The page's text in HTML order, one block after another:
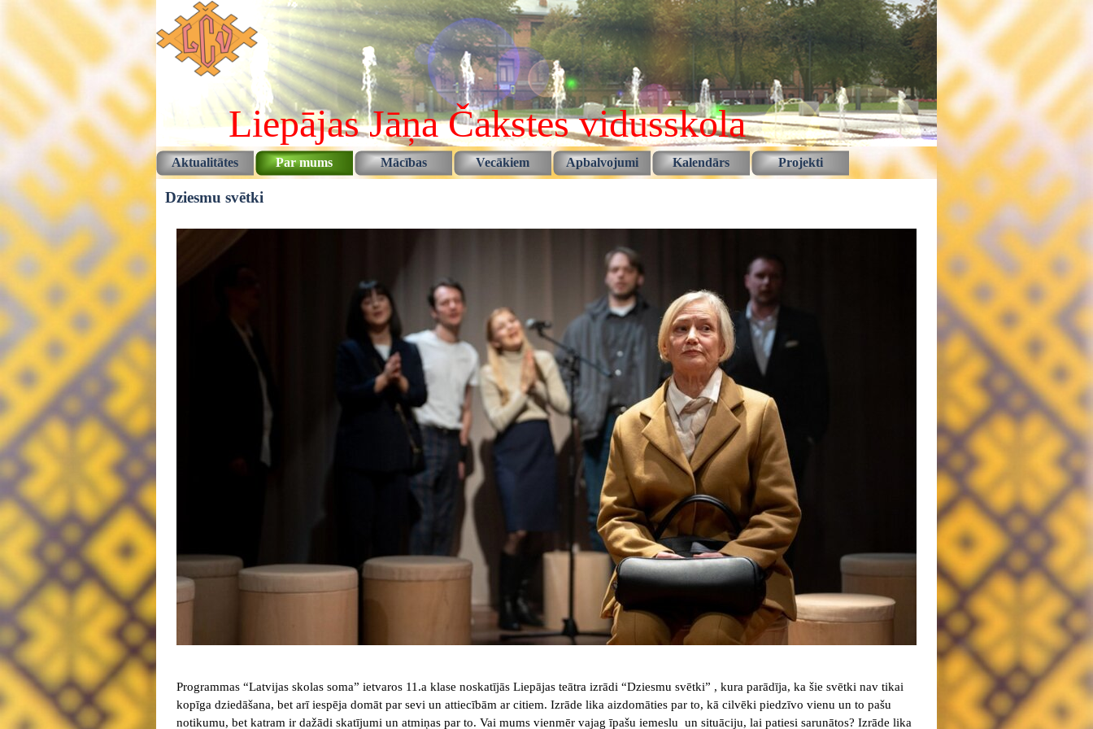
Pāriet uz saturu
Liepājas Jāņa Čakstes vidusskola
Izlaist izvēlni
Aktualitātes Par mums ▼
Mācības ▼
Vecākiem ▼
Apbalvojumi ▼
Kalendārs ▼
Projekti ▼
Dziesmu svētki
Programmas “Latvijas skolas soma” ietvaros 11.a klase noskatījās Liepājas teātra izrādi “Dziesmu svētki” , kura parādīja, ka šie svētki nav tikai
kopīga dziedāšana, bet arī iespēja domāt par sevi un attiecībām ar citiem. Izrāde lika aizdomāties par to, kā cilvēki piedzīvo vienu un to pašu
notikumu, bet katram ir dažādi skatījumi un atmiņas par to. Vai mums vienmēr vajag īpašu iemeslu un situāciju, lai patiesi sarunātos? Izrāde lika